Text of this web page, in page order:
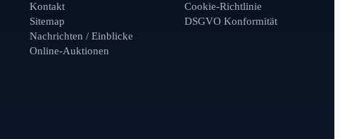
Kontakt
Sitemap
Nachrichten / Einblicke
Online-Auktionen
Cookie-Richtlinie
DSGVO Konformität